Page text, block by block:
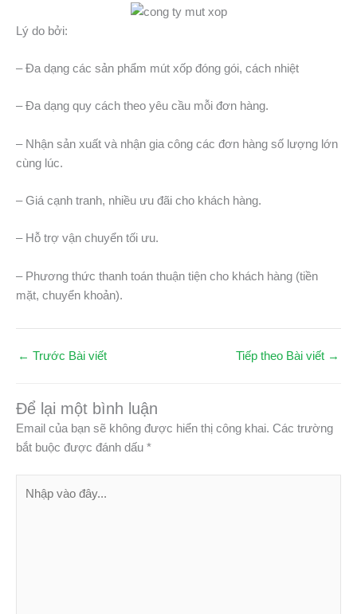
Lý do bởi:
– Đa dạng các sản phẩm mút xốp đóng gói, cách nhiệt
– Đa dạng quy cách theo yêu cầu mỗi đơn hàng.
– Nhận sản xuất và nhận gia công các đơn hàng số lượng lớn
cùng lúc.
– Giá cạnh tranh, nhiều ưu đãi cho khách hàng.
– Hỗ trợ vận chuyển tối ưu.
– Phương thức thanh toán thuận tiện cho khách hàng (tiền
mặt, chuyển khoản).
← Trước Bài viết Tiếp theo Bài viết →
Để lại một bình luận
Email của bạn sẽ không được hiển thị công khai. Các trường
bắt buộc được đánh dấu *